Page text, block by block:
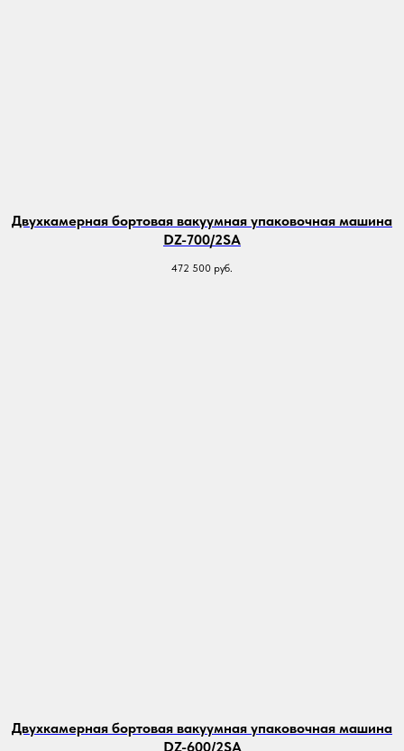
Двухкамерная бортовая вакуумная упаковочная машина
DZ-700/2SA
472 500 руб.
Двухкамерная бортовая вакуумная упаковочная машина
DZ-600/2SA